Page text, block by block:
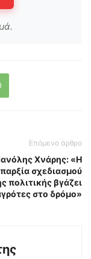
Επόμενο άρθρο
Χνάρης: «Η
σχεδιασμού
πολιτικής βγάζει
στο δρόμο»